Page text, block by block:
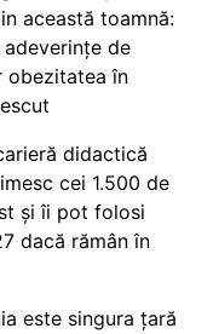
această toamnă:
de
obezitatea în
didactică
cei 1.500 de
și îi pot folosi
dacă rămân în
este singura țară